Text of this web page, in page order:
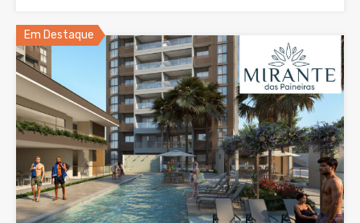
Em Destaque